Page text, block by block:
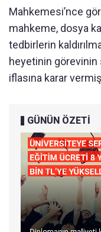
Mahkemesi’nce
mahkeme, dosya
tedbirlerin
heyetinin görevinin
iflasına karar
GÜNÜN ÖZETİ